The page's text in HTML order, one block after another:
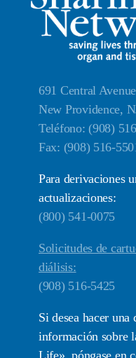
691 Central Avenue
New Providence,
Teléfono: (908)
Fax: (908) 516-
Para derivaciones
actualizaciones:
(800) 541-0075
Solicitudes de
diálisis:
(908) 516-5425
Si desea hacer
información sobre